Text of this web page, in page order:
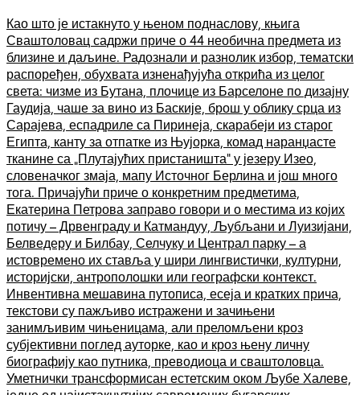
Као што је истакнуто у њеном поднаслову, књига
Сваштоловац садржи приче о 44 необична предмета из
близине и даљине. Радознали и разнолик избор, тематски
распоређен, обухвата изненађујућа открића из целог
света: чизме из Бутана, плочице из Барселоне по дизајну
Гаудија, чаше за вино из Баскије, брош у облику срца из
Сарајева, еспадриле са Пиринеја, скарабеји из старог
Египта, канту за отпатке из Њујорка, комад наранџасте
тканине са „Плутајућих пристаништа“ у језеру Изео,
словеначког змаја, мапу Источног Берлина и још много
тога. Причајући приче о конкретним предметима,
Екатерина Петрова заправо говори и о местима из којих
потичу – Дрвенграду и Катмандуу, Љубљани и Луизијани,
Белведеру и Билбау, Селчуку и Централ парку – а
истовремено их ставља у шири лингвистички, културни,
историјски, антрополошки или географски контекст.
Инвентивна мешавина путописа, есеја и кратких прича,
текстови су пажљиво истражени и зачињени
занимљивим чињеницама, али преломљени кроз
субјективни поглед ауторке, као и кроз њену личну
биографију као путника, преводиоца и сваштоловца.
Уметнички трансформисан естетским оком Љубе Халеве,